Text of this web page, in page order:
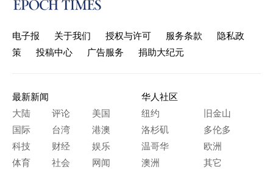
电子报 关于我们 授权与许可 服务条款
隐私政
策
投稿中心 广告服务 捐助大纪元
最新新闻
大陆
评论
美国
国际
台湾
港澳
科技
财经
娱乐
体育
社会 网闻
华人社区
纽约
旧金山
洛杉矶
多伦多
温哥华
欧洲
澳洲
其它